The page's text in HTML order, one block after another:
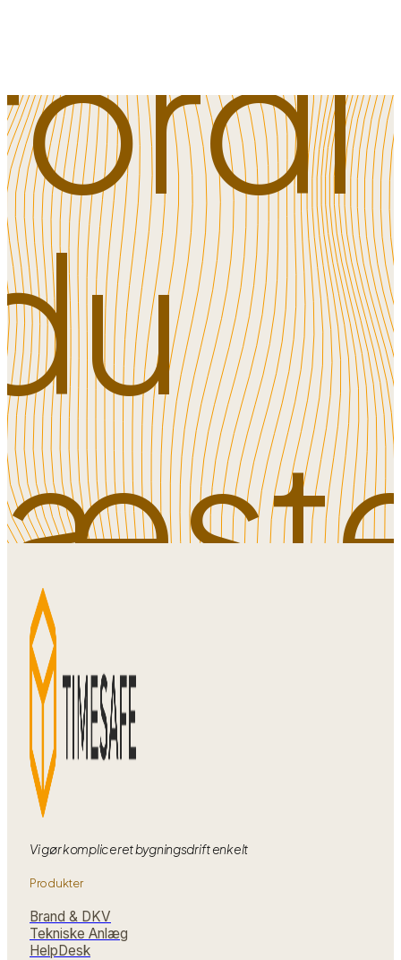
Vi gør kompliceret bygningsdrift enkelt
Produkter
Brand & DKV
Tekniske Anlæg
HelpDesk